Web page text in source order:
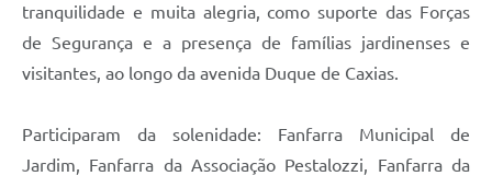
tranquilidade e muita alegria, como suporte das Forças
de Segurança e a presença de famílias jardinenses e
visitantes, ao longo da avenida Duque de Caxias.
Participaram da solenidade: Fanfarra Municipal de
Jardim, Fanfarra da Associação Pestalozzi, Fanfarra da